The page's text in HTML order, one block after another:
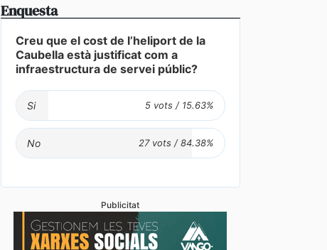
Enquesta
Creu que el cost de l’heliport de la
Caubella està justificat com a
infraestructura de servei públic?
Si
No
Publicitat